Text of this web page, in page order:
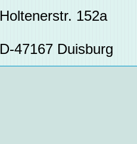
Holtenerstr. 152a
D-47167 Duisburg